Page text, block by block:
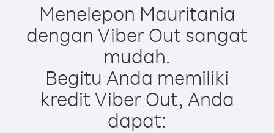
Menelepon Mauritania
dengan Viber Out sangat
mudah.
Begitu Anda memiliki
kredit Viber Out, Anda
dapat: